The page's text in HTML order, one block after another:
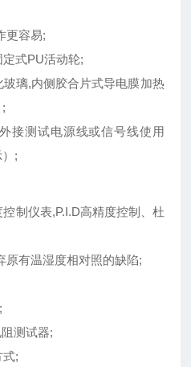
更容易;
式PU活动轮;
璃,内侧胶合片式导电膜加热
接测试电源线或信号线使用
;
控制仪表,P.I.D高精度控制、杜
原有温湿度相对照的缺陷;
测试器;
式;